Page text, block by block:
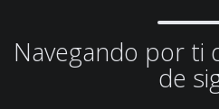
Navegando por ti
de